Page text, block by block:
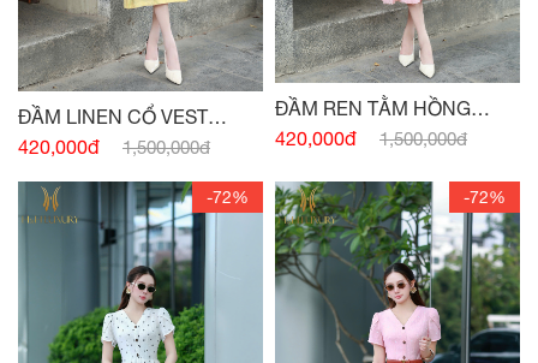
ĐẦM LINEN CỔ VEST
VÀNG BƠ ĐAI EO
420,000đ 1,500,000đ
ĐẦM REN TẰM HỒNG
THẠCH ANH
420,000đ 1,500,000đ
-72% -72%